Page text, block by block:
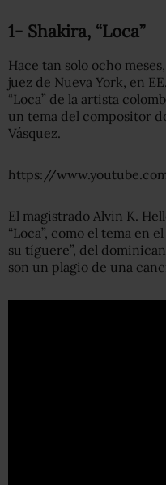
1- Shakira, “Loca”
Hace tan solo ocho
juez de Nueva York, en
“Loca” de la artista
un tema del compositor
Vásquez.
https://
El magistrado Alvin K.
“Loca”, como el tema en
su tíguere”, del
son un plagio de una